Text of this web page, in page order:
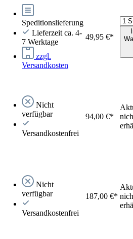
Speditionslieferung
Lieferzeit ca. 4-
7 Werktage
zzgl.
Versandkosten
49,95 €*
Nicht
verfügbar
Versandkostenfrei
94,00 €*
Nicht
verfügbar
Versandkostenfrei
187,00 €*